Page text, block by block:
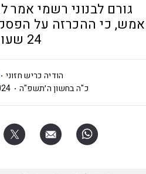
גורם לבנוני רשמי אמר
אמש, כי ההכרזה על
24 שעות"
הודיה כריש חזוני
כ"ה בחשון ה׳תשפ"ה